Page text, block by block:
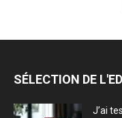
SÉLECTION DE
J’ai